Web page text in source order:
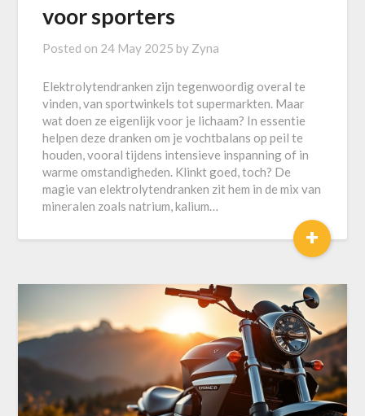
voor sporters
Posted on 24 May 2025 by Zyna
Elektrolytendranken zijn tegenwoordig overal te
vinden, van sportwinkels tot supermarkten. Maar
wat doen ze eigenlijk voor je lichaam? In essentie
helpen deze dranken om je vochtbalans op peil te
houden, vooral tijdens intensieve inspanning of in
warme omstandigheden. Klinkt goed, toch? De
magie van elektrolytendranken zit hem in de mix van
mineralen zoals natrium, kalium…
+